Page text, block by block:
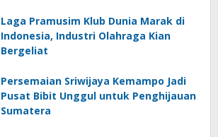
Laga Pramusim Klub Dunia Marak di
Indonesia, Industri Olahraga Kian
Bergeliat
Persemaian Sriwijaya Kemampo Jadi
Pusat Bibit Unggul untuk Penghijauan
Sumatera